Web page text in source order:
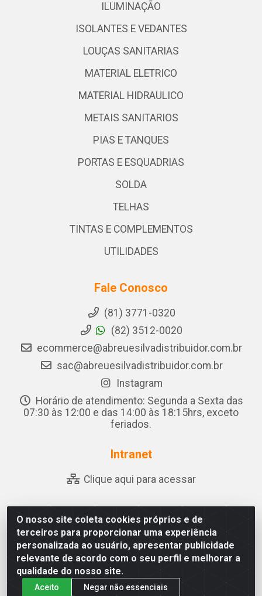
O nosso site coleta cookies próprios e de
terceiros para proporcionar uma experiência
personalizada ao usuário, apresentar publicidade
relevante de acordo com o seu perfil e melhorar a
qualidade do nosso site.
Aceito Negar não essenciais
ILUMINAÇÃO
ISOLANTES E VEDANTES
LOUÇAS SANITARIAS
MATERIAL ELETRICO
MATERIAL HIDRAULICO
METAIS SANITARIOS
PIAS E TANQUES
PORTAS E ESQUADRIAS
SOLDA
TELHAS
TINTAS E COMPLEMENTOS
UTILIDADES
Fale Conosco
(81) 3771-0320
(82) 3512-0020
ecommerce@abreuesilvadistribuidor.com.br
sac@abreuesilvadistribuidor.com.br
Instagram
Horário de atendimento: Segunda a Sexta das
07:30 às 12:00 e das 14:00 às 18:15hrs, exceto
feriados.
Intranet
Clique aqui para acessar
Abreu & Silva - Rua Padre Jose de Souza Leite, 265 - Ariado,
Olho D'Água das Flores/AL - CEP 57.442-000 - CNPJ
04.790.656/0001-06